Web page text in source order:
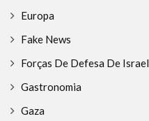
Europa
Fake News
Forças De Defesa De Israel
Gastronomia
Gaza